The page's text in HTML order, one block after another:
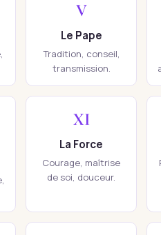
V
Le Pape
Tradition, conseil,
transmission.
XI
La Force
Courage, maîtrise
de soi, douceur.